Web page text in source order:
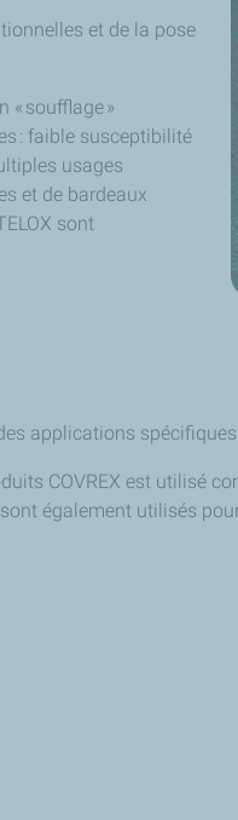
et de la pose
« soufflage »
: faible susceptibilité
usages
et de bardeaux
sont
applications spécifiques
COVREX est utilisé
également utilisés